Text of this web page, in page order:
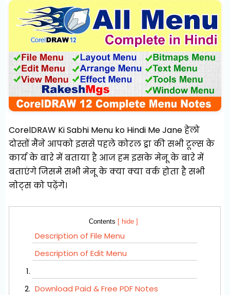
CorelDRAW Ki Sabhi Menu ko Hindi Me Jane हेलो
दोस्तों मैंने आपको इससे पहले कोरल ड्रा की सभी टूल्स के
कार्य के बारे में बताया है आज हम इसके मेनू के बारे में
बताएंगे जिसमे सभी मेनू के क्या क्या वर्क होता है सभी
नोट्स को पढ़ेंगे।
Contents [ hide ]
Description of File Menu
Description of Edit Menu
Download Paid & Free PDF Notes